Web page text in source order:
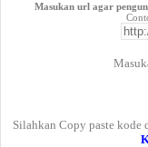
Masukan url agar
Silahkan Copy paste kode